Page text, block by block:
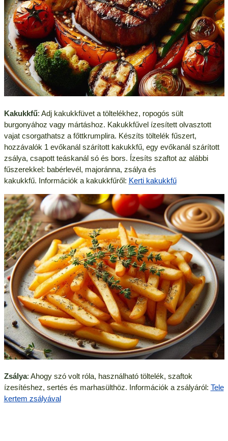
Kakukkfű: Adj kakukkfüvet a töltelékhez, ropogós sült
burgonyához vagy mártáshoz. Kakukkfűvel ízesített olvasztott
vajat csorgathatsz a főttkrumplira. Készíts töltelék fűszert,
hozzávalók 1 evőkanál szárított kakukkfű, egy evőkanál szárított
zsálya, csapott teáskanál só és bors. Ízesíts szaftot az alábbi
fűszerekkel: babérlevél, majoránna, zsálya és
kakukkfű. Információk a kakukkfűről: Kerti kakukkfű
Zsálya: Ahogy szó volt róla, használható töltelék, szaftok
ízesítéshez, sertés és marhasülthöz. Információk a zsályáról: Tele
kertem zsályával